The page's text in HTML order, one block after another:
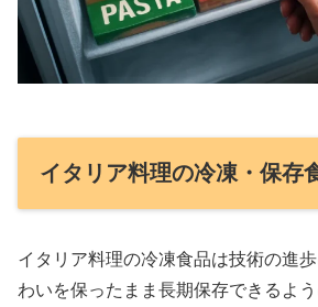
イタリア料理の冷凍・保存
イタリア料理の冷凍食品は技術の進
わいを保ったまま長期保存できるよ